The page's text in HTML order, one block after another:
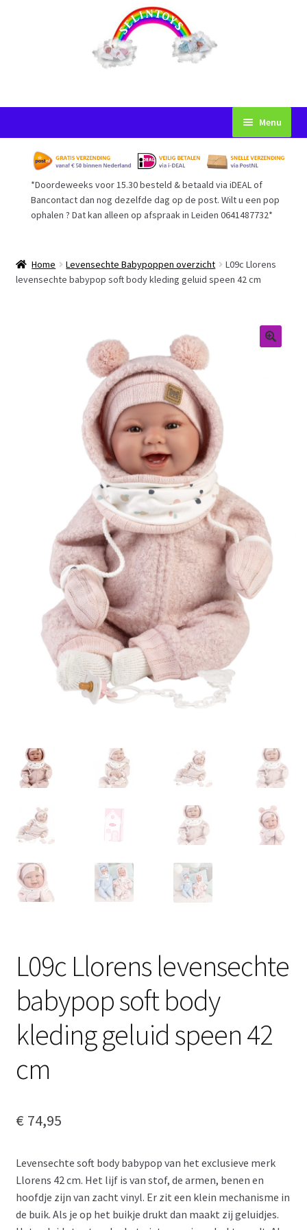
naar
navigatie
inhoud
Menu
Startpagina
Voorwaarden
Afrekenen
*Doordeweeks voor 15.30 besteld & betaald via iDEAL of
Bancontact dan nog dezelfde dag op de post. Wilt u een pop
ophalen ? Dat kan alleen op afspraak in Leiden 0641487732*
Home Levensechte Babypoppen overzicht
L09c Llorens
levensechte babypop soft body kleding geluid speen 42 cm
L09c Llorens levensechte
babypop soft body
kleding geluid speen 42
cm
€ 74,95
Levensechte soft body babypop van het exclusieve merk
Llorens 42 cm. Het lijf is van stof, de armen, benen en
hoofdje zijn van zacht vinyl. Er zit een klein mechanisme in
de buik. Als je op het buikje drukt dan maakt zij geluidjes.